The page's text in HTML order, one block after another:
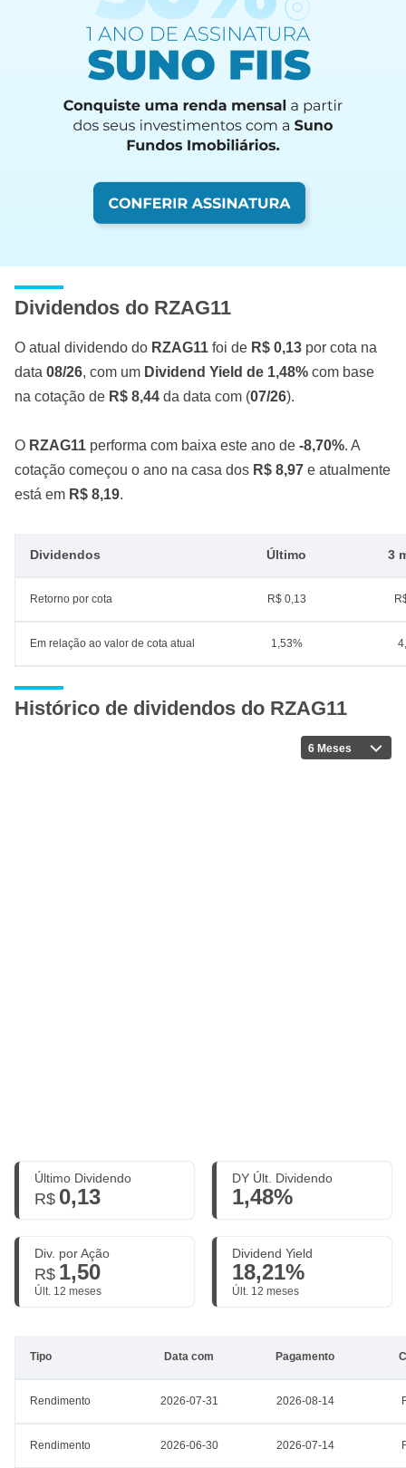
Dividendos do RZAG11
O atual dividendo do RZAG11 foi de R$ 0,13 por cota na
data 08/26, com um Dividend Yield de 1,48% com base
na cotação de R$ 8,44 da data com (07/26).
O RZAG11 performa com baixa este ano de -8,70%. A
cotação começou o ano na casa dos R$ 8,97 e atualmente
está em R$ 8,19.
Dividendos Último 3
Retorno por cota R$ 0,13
Em relação ao valor de cota atual 1,53%
Histórico de dividendos do RZAG11
6 Meses
Último Dividendo
R$ 0,13
DY Últ. Dividendo
1,48%
Div. por Ação
R$ 1,50
Últ. 12 meses
Dividend Yield
18,21%
Últ. 12 meses
Tipo Data com Pagamento
Rendimento 2026-07-31 2026-08-14
Rendimento 2026-06-30 2026-07-14